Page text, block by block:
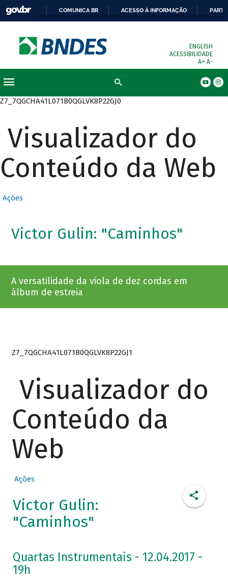
COMUNICA BR ACESSO À INFORMAÇÃO
ENGLISH
ACESSIBILIDADE
A+ A-
Z7_7QGCHA41L071B0QGLVK8P22GJ0
Visualizador do
Conteúdo da Web
Ações
Victor Gulin: "Caminhos"
A versatilidade da viola de dez cordas em
álbum de estreia
Z7_7QGCHA41L071B0QGLVK8P22GJ1
Visualizador do
Conteúdo da
Web
Ações
Victor Gulin:
"Caminhos"
Quartas Instrumentais - 12.04.2017 -
19h